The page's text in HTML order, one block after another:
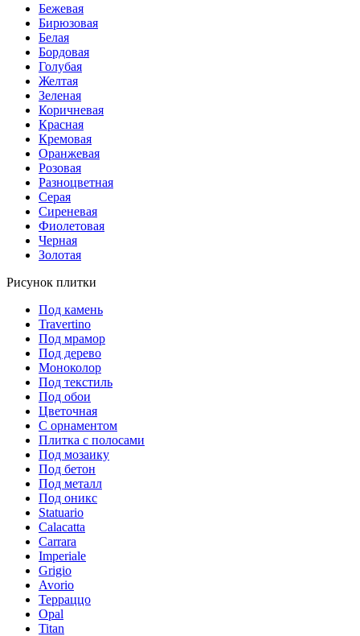
Бежевая
Бирюзовая
Белая
Бордовая
Голубая
Желтая
Зеленая
Коричневая
Красная
Кремовая
Оранжевая
Розовая
Разноцветная
Серая
Сиреневая
Фиолетовая
Черная
Золотая
Рисунок плитки
Под камень
Travertino
Под мрамор
Под дерево
Моноколор
Под текстиль
Под обои
Цветочная
С орнаментом
Плитка с полосами
Под мозаику
Под бетон
Под металл
Под оникс
Statuario
Calacatta
Carrara
Imperiale
Grigio
Avorio
Терраццо
Opal
Titan